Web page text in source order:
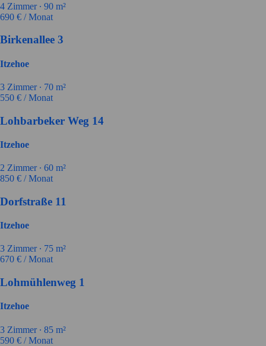
4 Zimmer ∙ 90 m²
690 € / Monat
Birkenallee 3
Itzehoe
3 Zimmer ∙ 70 m²
550 € / Monat
Lohbarbeker Weg 14
Itzehoe
2 Zimmer ∙ 60 m²
850 € / Monat
Dorfstraße 11
Itzehoe
3 Zimmer ∙ 75 m²
670 € / Monat
Lohmühlenweg 1
Itzehoe
3 Zimmer ∙ 85 m²
590 € / Monat